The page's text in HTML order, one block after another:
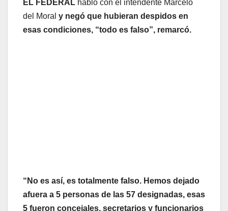
EL FEDERAL habló con el intendente Marcelo
del Moral y negó que hubieran despidos en
esas condiciones, “todo es falso”, remarcó.
“No es así, es totalmente falso. Hemos dejado
afuera a 5 personas de las 57 designadas, esas
5 fueron concejales, secretarios y funcionarios